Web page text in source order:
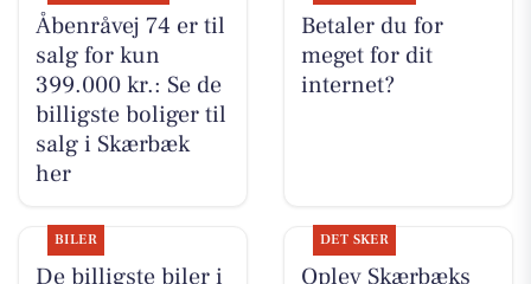
Åbenråvej 74 er til
salg for kun
399.000 kr.: Se de
billigste boliger til
salg i Skærbæk
her
Betaler du for
meget for dit
internet?
BILER
De billigste biler i
DET SKER
Oplev Skærbæks